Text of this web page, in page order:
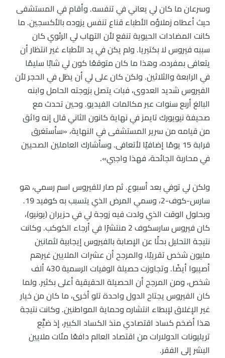
وسرعان ما كان لي يعاني في تنفسه. وأقام في المستشفى
حيث أعطاه زملاؤه الأطباء قناع تنفس يزوده بالأكسجين. ما
كانت المضادات الحيوية تنفع لأن التهاب لي الرئوي كان
سببه فيروس لا بكتيريا. ولم يكن في يد الأطباء غير انتظار أن
يتعافى بمفرده، وهذا ما كان متوقعًا كون لي شابًا سليمًا
في الرابعة والثلاثين. ولكن كان على لي أن يظل في الحجر لأن
الفيروس شديد العدوى، فبات يتصل بزوجته الحامل وابنه
البالغ أربع سنوات عبر مكالمات الفيديو. وحين تحدث مع
صحيفة نيويورك تايمز في نهاية كانون الثاني قال إنه واثق
من قيامه من سرير المستشفى في النهاية، «سأستغرق
قرابة 15 يومًا إضافيًا لأتعافى. وسأشارك العاملين الصحيين
في محاربة الجائحة، فهذا واجبي».
ولكن لي توفي بعد أسبوع. ثم صار للفيروس اسم رسمي، هو
سارس-كوف-2، وسمي المرض الذي يتسبب به كوفيد 19.
وبحلول الوقت الذي ولدت فيه زوجة لي في حزيران (يونيو)،
كان فيروس سارسكوف 2 منتشرًا في أرجاء الكوكب. وكانت
نتيجة التحليل بحثًا عن الإصابة بالفيروس إيجابية لثمانين
مليون شخص تقريبًا، والمرجح أن عشرات الملايين غيرهم
أصيبوا أيضًا. وتجاوزت حصيلة الوفيات الرسمية 430 ألف
شخص، ومن المرجح أن الحصيلة الحقيقية أعلى بكثير. ولما
كان الفيروس يجتاح الدول واحدة تلو أخرى، ما كان من خيار
غير الإغلاق لإبطاء انتشاره وحماية المواطنين. وكانت نتيجة
هذا أضخم كساد اقتصادي منذ الكساد الكبير، إذ ضيَّع
تريليونات الدولارات من اقتصاد العالم دافعًا مئات ملايين
البشر إلى الفقر.